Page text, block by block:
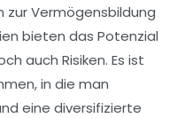
zur Vermögensbildung
bieten das Potenzial
auch Risiken. Es ist
in die man
eine diversifizierte